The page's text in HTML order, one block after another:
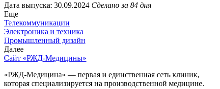
Дата выпуска: 30.09.2024 Сделано за 84 дня
Еще
Телекоммуникации
Электроника и техника
Промышленный дизайн
Далее
Сайт «РЖД-Медицины»
«РЖД-Медицина» — первая и единственная сеть клиник,
которая специализируется на производственной медицине.